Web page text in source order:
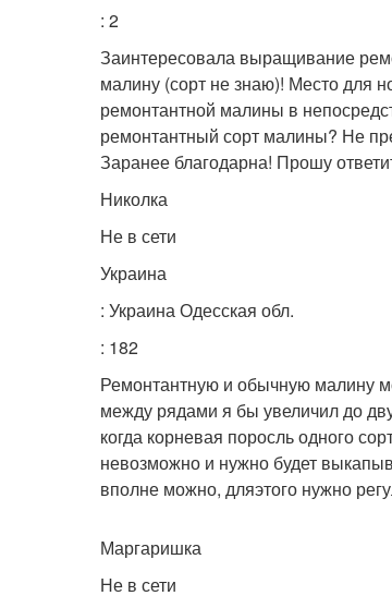
: 2
Заинтересовала выращивание
малину (сорт не знаю)! Место для
ремонтантной малины в
ремонтантный сорт малины? Не
Заранее благодарна! Прошу
Николка
Не в сети
Украина
: Украина Одесская обл.
: 182
Ремонтантную и обычную малину
между рядами я бы увеличил до
когда корневая поросль одного
невозможно и нужно будет
вполне можно, дляэтого нужно
Маргаришка
Не в сети